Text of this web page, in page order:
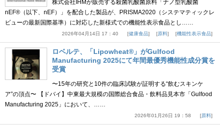
株式会社IHMが販売する殺菌乳酸菌原料「ナノ型乳酸菌
nEF®（以下、nEF）」を配合した製品が、PRISMA2020（システマティックレ
ビューの最新国際基準）に対応した新様式での機能性表示食品とし……
2026年04月14日 17：40 健康食品 原料 機能性表示食品
ロベルテ、「Lipowheat®」がGulfood
Manufacturing 2025にて年間最優秀機能性成分賞を
受賞
〜15年の研究と10件の臨床試験が証明する“飲むスキンケ
ア”の頂点〜 【ドバイ】中東最大規模の国際総合食品・飲料品見本市「Gulfood
Manufacturing 2025」において、……
2026年01月26日 19：58 原料